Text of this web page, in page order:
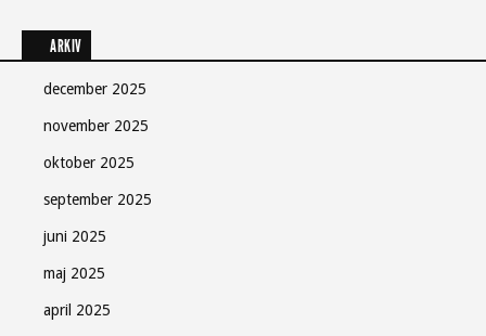
ARKIV
december 2025
november 2025
oktober 2025
september 2025
juni 2025
maj 2025
april 2025